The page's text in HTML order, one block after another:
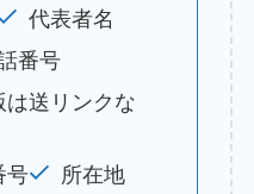
代表者名
番号
送リンクな
号
所在地